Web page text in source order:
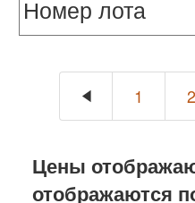
1 2
Цены
отображаются